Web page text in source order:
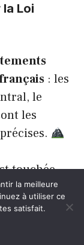
Loi
: les
le
les
touchée,
locaux
l’entrée
la meilleure
à utiliser ce
satisfait.